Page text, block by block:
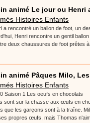
animé Le jour ou Henri
Histoires Enfants
a rencontré un ballon de foot, un
Henri rencontre un gentil
deux chaussures de foot prêtes
animé Pâques Milo,
Histoires Enfants
Saison 1 Les oeufs en chocolats
sont sur la chasse aux œufs en
que les garçons sont à la traîne.
propres œufs, mais Thomas